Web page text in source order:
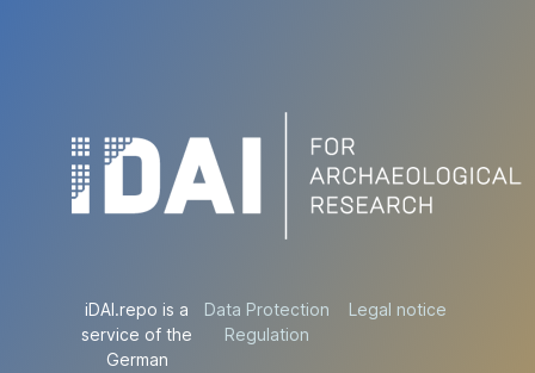
iDAI.repo is a
service of the
German
Data Protection
Regulation
Legal notice